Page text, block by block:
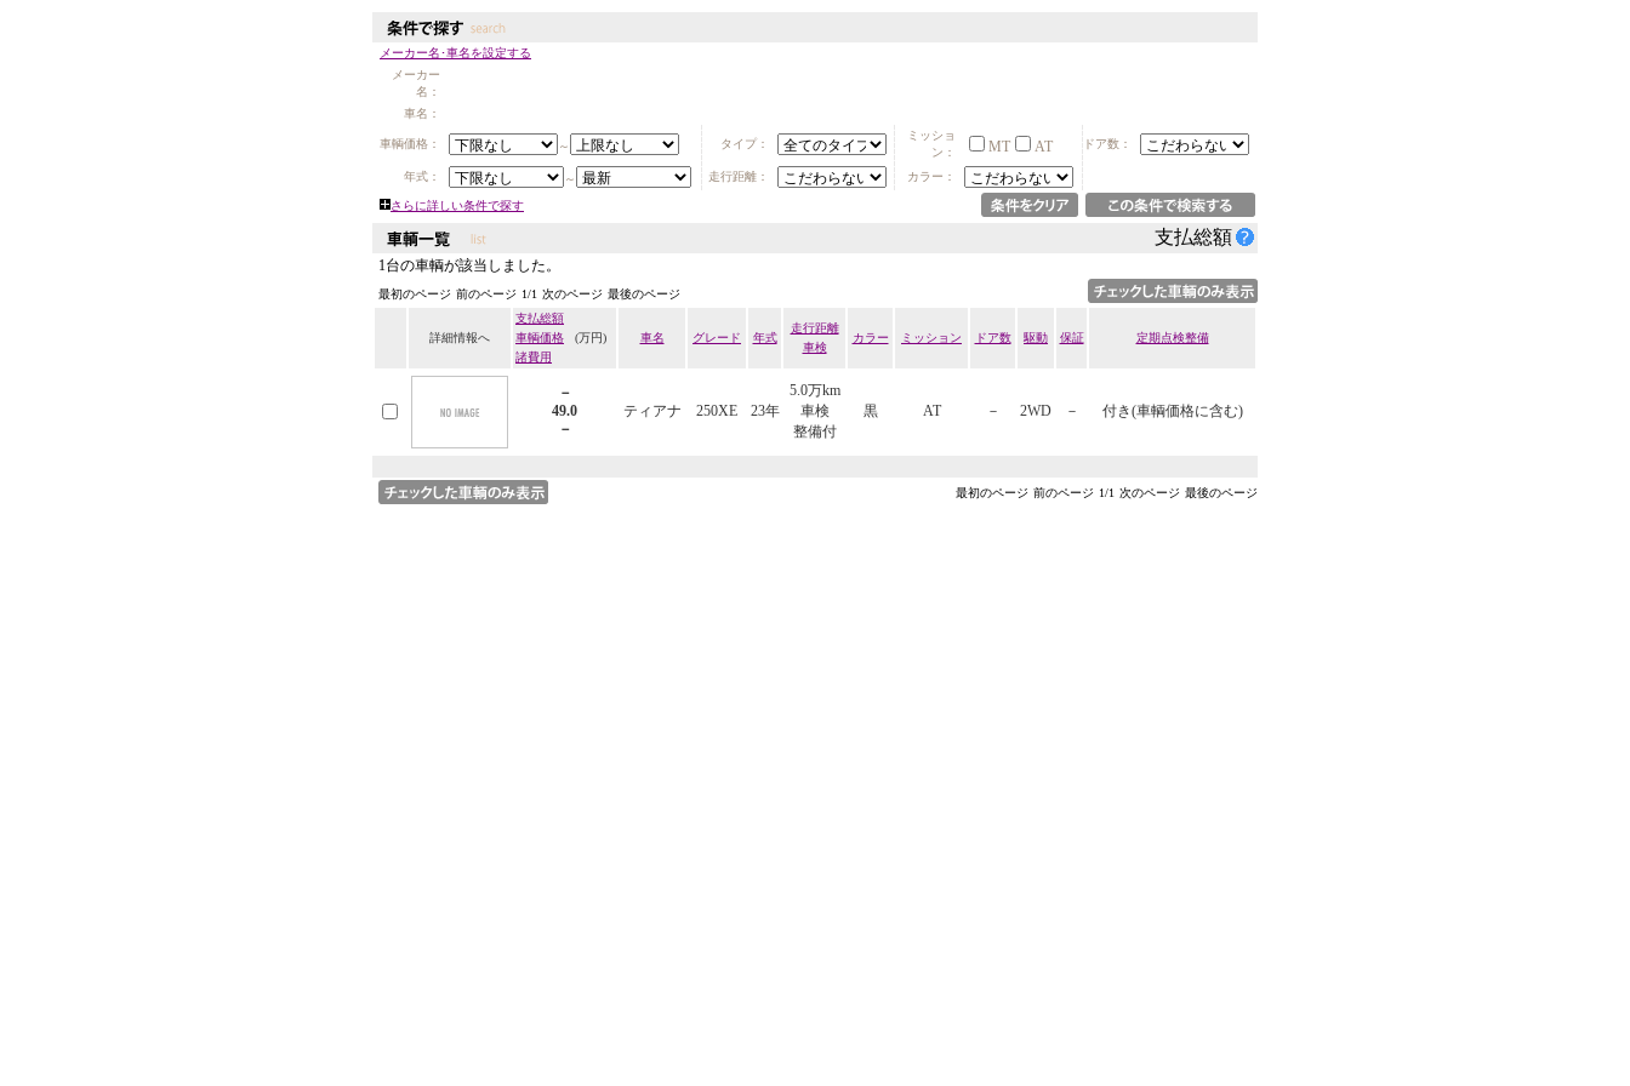
メーカー名･車名を設定する
メーカー
名：
車名：
車輌価格： ～ タイプ：
ミッショ
ン：
MT AT ドア数：
年式： ～ 走行距離： カラー：
さらに詳しい条件で探す
支払総額
1台の車輌が該当しました。
最初のページ 前のページ 1/1 次のページ 最後のページ
詳細情報へ
支払総額
(万円)
車輌価格
諸費用
車名 グレード 年式
走行距離
車検
カラー ミッション ドア数 駆動 保証 定期点検整備
－
49.0
－
ティアナ 250XE 23年
5.0万km
車検
整備付
黒 AT － 2WD － 付き(車輌価格に含む)
最初のページ 前のページ 1/1 次のページ 最後のページ